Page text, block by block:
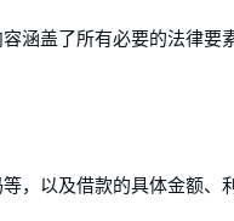
涵盖了所有必要的法律要
，以及借款的具体金额、